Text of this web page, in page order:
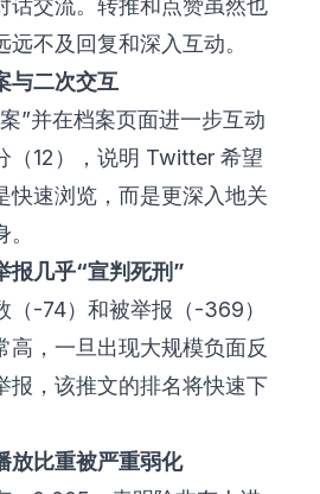
远不及回复和深入互动。
与二次交互
”并在档案页面进一步互动
（12），说明 Twitter 希望
快速浏览，而是更深入地关
报几乎“宣判死刑”
（-74）和被举报（-369）
高，一旦出现大规模负面反
报，该推文的排名将快速下
放比重被严重弱化